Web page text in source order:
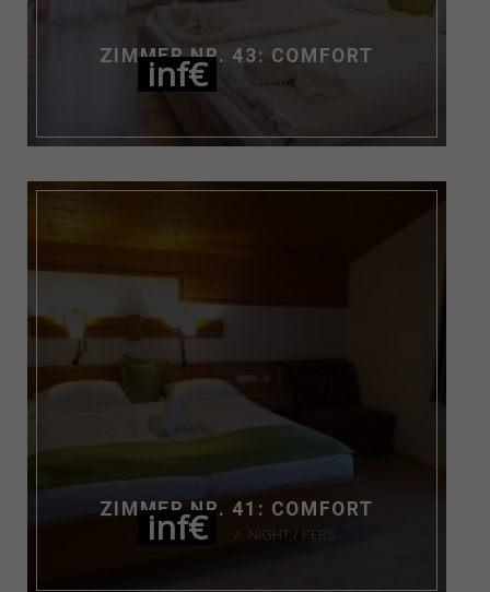
ZIMMER NR. 43: COMFORT
inf€ NIGHT / PERS
ZIMMER NR. 41: COMFORT
inf€ NIGHT / PERS